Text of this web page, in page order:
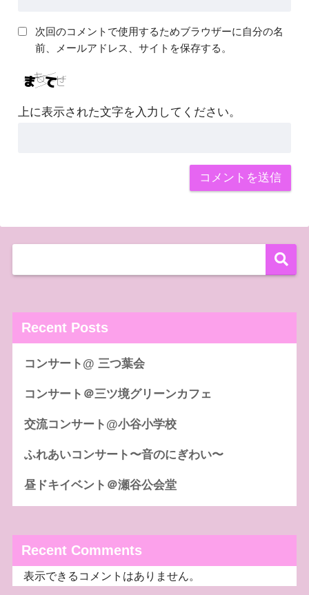
次回のコメントで使用するためブラウザーに自分の名
前、メールアドレス、サイトを保存する。
上に表示された文字を入力してください。
Recent Posts
コンサート@ 三つ葉会
コンサート＠三ツ境グリーンカフェ
交流コンサート@小谷小学校
ふれあいコンサート〜音のにぎわい〜
昼ドキイベント＠瀬谷公会堂
Recent Comments
表示できるコメントはありません。